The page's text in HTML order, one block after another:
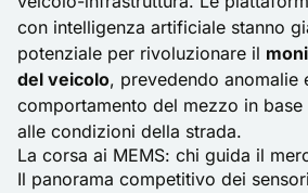
con intelligenza artificiale stanno
potenziale per rivoluzionare il
del veicolo, prevedendo anomalie
comportamento del mezzo in
alle condizioni della strada.
La corsa ai MEMS: chi guida il
Il panorama competitivo dei